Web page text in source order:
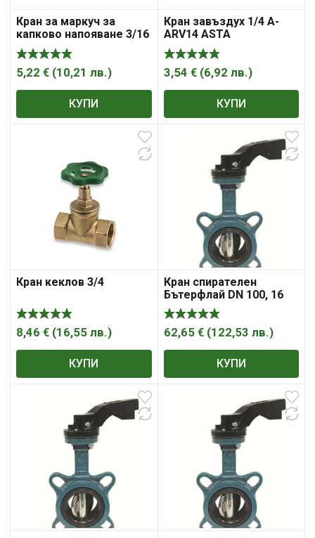
Кран за маркуч за
капково напояване 3/16
„, 4.6 мм, „Gardena“
5,22 € (10,21 лв.)
КУПИ
Кран завъздух 1/4 A-
ARV14 ASTA
3,54 € (6,92 лв.)
КУПИ
Кран кеклов 3/4
8,46 € (16,55 лв.)
КУПИ
Кран спирателен
Бътерфлай DN 100, 16
bar, фланец фланец ,
„Syveco“
62,65 € (122,53 лв.)
КУПИ